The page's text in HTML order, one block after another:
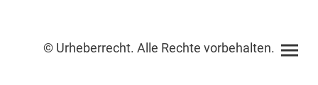
© Urheberrecht. Alle Rechte vorbehalten.